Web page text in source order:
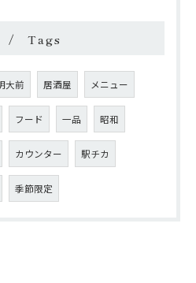
Tags
大前 居酒屋 メニュー
フード 一品 昭和
カウンター 駅チカ
季節限定